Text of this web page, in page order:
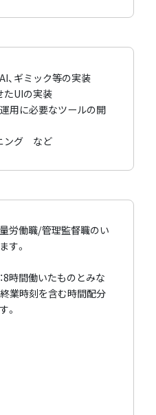
、ギミック等の実装
たUIの実装
運用に必要なツールの開
ング など
労働職/管理監督職のい
す。
8時間働いたものとみな
終業時刻を含む時間配分
。